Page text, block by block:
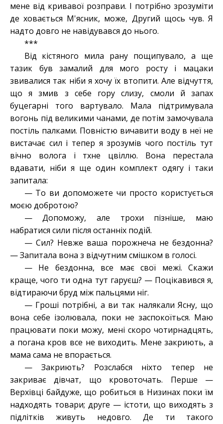
мене від кривавої розправи. І потрібно зрозуміти
де ховається М'ясник, може, Другий щось чув. Я
надто довго не навідувався до нього.
***
Від кістяного мила рану пощипувало, а ще
тазик був замалий для мого росту і мацаки
звивалися так ніби я хочу їх втопити. Але відчуття,
що я змив з себе гору слизу, смоли й запах
буцегарні того вартувало. Мала підтримувала
вогонь під великими чанами, де потім замочувала
постіль палками. Повністю вичавити воду в неї не
вистачає сил і тепер я зрозумів чого постіль тут
вічно волога і тхне цвіллю. Вона перестала
вдавати, ніби я ще один комплект одягу і таки
запитала:
— То ви допоможете чи просто користується
моєю добротою?
—
Допоможу, але трохи пізніше, маю
набратися сили після останніх подій.
— Сил? Невже ваша порожнеча не бездонна?
—Запитала вона з відчутним смішком в голосі.
— Не бездонна, все має свої межі. Скажи
краще, чого ти одна тут гаруєш? — Поцікавився я,
відтираючи бруд між пальцями ніг.
— Гроші потрібні, а ви так налякали Ясну, що
вона себе ізолювала, поки не заспокоїться. Маю
працювати поки можу, мені скоро чотирнадцять,
а погана кров все не виходить. Мене закриють, а
мама сама не впорається.
— Закриють? Розслабся ніхто тепер не
закриває дівчат, що кровоточать. Перше —
Верхівці байдуже, що робиться в Низинах поки їм
надходять товари; друге — істоти, що виходять з
підлітків живуть недовго. Де ти такого